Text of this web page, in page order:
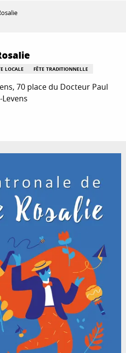
LOCALE FÊTE TRADITIONNELLE
70 place du Docteur Paul